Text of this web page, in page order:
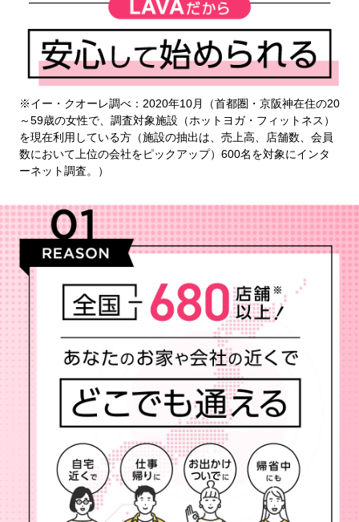
※イー・クオーレ調べ：2020年10月（首都圏・京阪神在住の20
～59歳の女性で、調査対象施設（ホットヨガ・フィットネス）
を現在利用している方（施設の抽出は、売上高、店舗数、会員
数において上位の会社をピックアップ）600名を対象にインタ
ーネット調査。）